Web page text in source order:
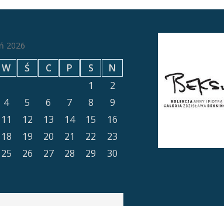
2026
W Ś C P S
N
1
2
4 5 6 7 8
9
11 12 13 14 15
16
18 19 20 21 22
23
25 26 27 28 29
30